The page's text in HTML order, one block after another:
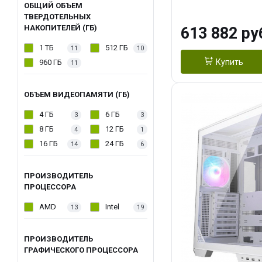
ОБЩИЙ ОБЪЕМ
ТВЕРДОТЕЛЬНЫХ
НАКОПИТЕЛЕЙ (ГБ)
1 ТБ 11 512 ГБ 10
960 ГБ 11
ОБЪЕМ ВИДЕОПАМЯТИ (ГБ)
4 ГБ 3 6 ГБ 3
8 ГБ 4 12 ГБ 1
16 ГБ 14 24 ГБ 6
ПРОИЗВОДИТЕЛЬ
ПРОЦЕССОРА
AMD 13 Intel 19
ПРОИЗВОДИТЕЛЬ
ГРАФИЧЕСКОГО ПРОЦЕССОРА
Turbo/ 960 ГБ
613 882
Купить